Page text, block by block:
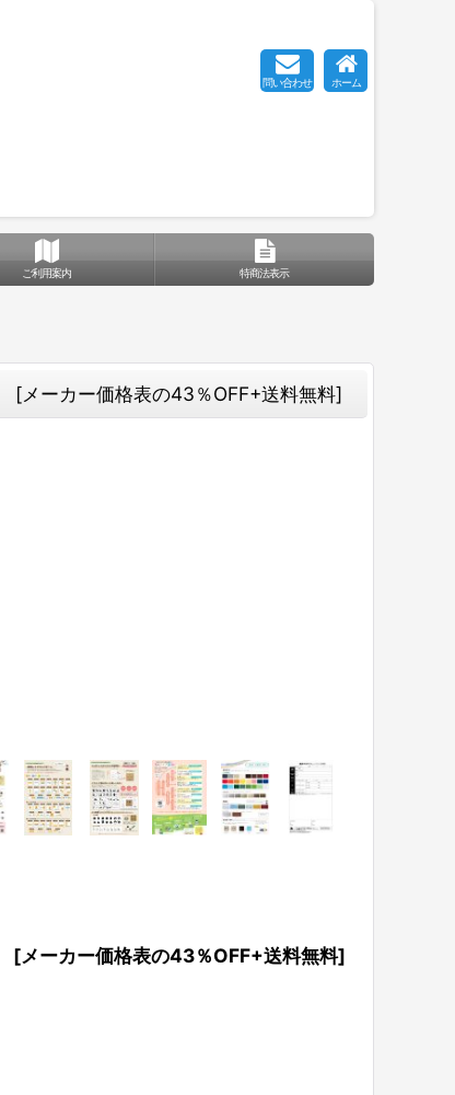
問い合わせ ホーム
ご利用案内 特商法表示
[メーカー価格表の43％OFF+送料無料]
[メーカー価格表の43％OFF+送料無料]